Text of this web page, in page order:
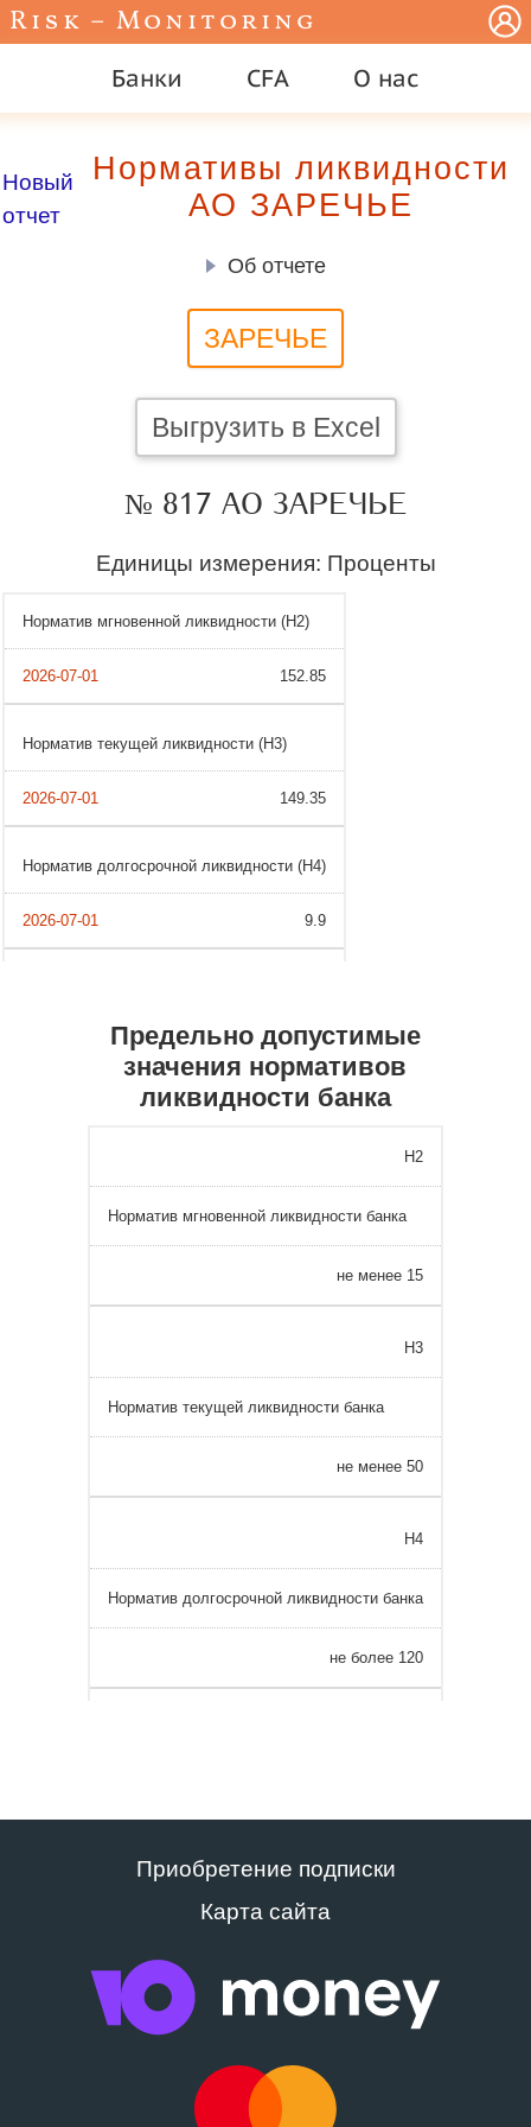
Risk – Monitoring
Банки CFA О нас
Новый
отчет
Нормативы ликвидности
АО ЗАРЕЧЬЕ
Об отчете
ЗАРЕЧЬЕ
Выгрузить в Excel
№ 817 АО ЗАРЕЧЬЕ
Единицы измерения: Проценты
Норматив мгновенной ликвидности (Н2)
152.85
Норматив текущей ликвидности (Н3)
149.35
Норматив долгосрочной ликвидности (Н4)
9.9
Предельно допустимые
значения нормативов
ликвидности банка
Н2
Норматив мгновенной ликвидности банка
не менее 15
Н3
Норматив текущей ликвидности банка
не менее 50
Н4
Норматив долгосрочной ликвидности банка
не более 120
Приобретение подписки
Карта сайта